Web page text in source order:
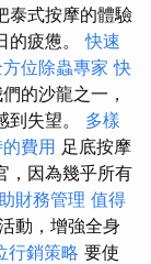
泰式按摩的體驗
的疲憊。快速
位除蟲專家 快
的沙龍之一，
到失望。 多樣
費用 足底按摩
，因為幾乎所有
財務管理 值得
動，增強全身
行銷策略 要使